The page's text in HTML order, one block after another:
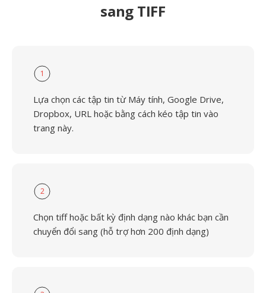
sang TIFF
1
Lựa chọn các tập tin từ Máy tính, Google Drive,
Dropbox, URL hoặc bằng cách kéo tập tin vào
trang này.
2
Chọn tiff hoặc bất kỳ định dạng nào khác bạn cần
chuyển đổi sang (hỗ trợ hơn 200 định dạng)